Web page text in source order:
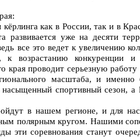
как в России, так и в
уже на десяти
все это ведет к увеличению
к возрастанию конкуренции
края проводит серьезную работу
масштаба, и именно
спортивный сезон, а
в нашем регионе, и для нас
полярным кругом. Нашими
эти соревнования станут